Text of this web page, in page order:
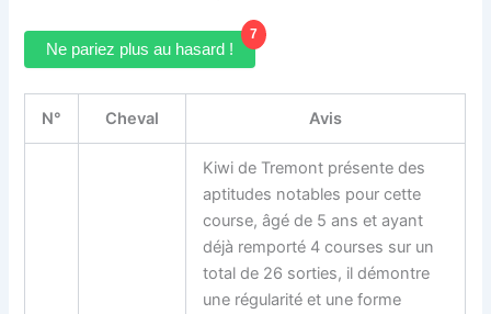
Ne pariez plus au hasard !
7
N° Cheval Avis
Kiwi de Tremont présente des
aptitudes notables pour cette
course, âgé de 5 ans et ayant
déjà remporté 4 courses sur un
total de 26 sorties, il démontre
une régularité et une forme